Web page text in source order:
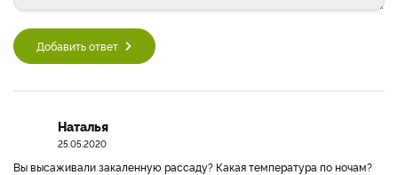
Добавить ответ
Наталья
25.05.2020
Вы высаживали закаленную рассаду? Какая температура по ночам?